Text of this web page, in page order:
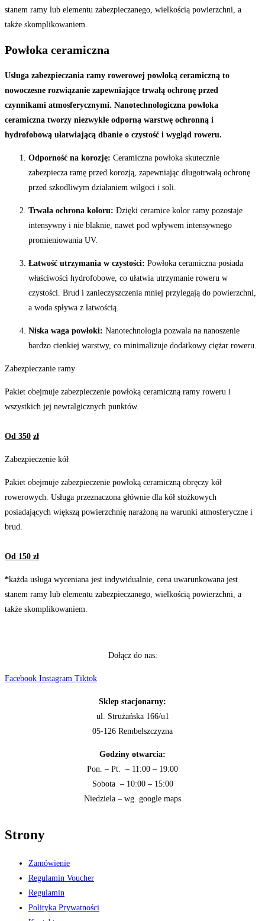
stanem ramy lub elementu zabezpieczanego, wielkością powierzchni, a
także skomplikowaniem.
Powłoka ceramiczna
Usługa zabezpieczania ramy rowerowej powłoką ceramiczną to
nowoczesne rozwiązanie zapewniające trwałą ochronę przed
czynnikami atmosferycznymi. Nanotechnologiczna powłoka
ceramiczna tworzy niezwykle odporną warstwę ochronną i
hydrofobową ułatwiającą dbanie o czystość i wygląd roweru.
Odporność na korozję: Ceramiczna powłoka skutecznie
zabezpiecza ramę przed korozją, zapewniając długotrwałą ochronę
przed szkodliwym działaniem wilgoci i soli.
Trwała ochrona koloru: Dzięki ceramice kolor ramy pozostaje
intensywny i nie blaknie, nawet pod wpływem intensywnego
promieniowania UV.
Łatwość utrzymania w czystości: Powłoka ceramiczna posiada
właściwości hydrofobowe, co ułatwia utrzymanie roweru w
czystości. Brud i zanieczyszczenia mniej przylegają do powierzchni,
a woda spływa z łatwością.
Niska waga powłoki: Nanotechnologia pozwala na nanoszenie
bardzo cienkiej warstwy, co minimalizuje dodatkowy ciężar roweru.
Zabezpieczanie ramy
Pakiet obejmuje zabezpieczenie powłoką ceramiczną ramy roweru i
wszystkich jej newralgicznych punktów.
Od 350 zł
Zabezpieczenie kół
Pakiet obejmuje zabezpieczenie powłoką ceramiczną obręczy kół
rowerowych. Usługa przeznaczona głównie dla kół stożkowych
posiadających większą powierzchnię narażoną na warunki atmosferyczne i
brud.
Od 150 zł
*każda usługa wyceniana jest indywidualnie, cena uwarunkowana jest
stanem ramy lub elementu zabezpieczanego, wielkością powierzchni, a
także skomplikowaniem.
Dołącz do nas:
Facebook Instagram Tiktok
Sklep stacjonarny:
ul. Strużańska 166/u1
05-126 Rembelszczyzna
Godziny otwarcia:
Pon. – Pt. – 11:00 – 19:00
Sobota – 10:00 – 15:00
Niedziela – wg. google maps
Strony
Zamówienie
Regulamin Voucher
Regulamin
Polityka Prywatności